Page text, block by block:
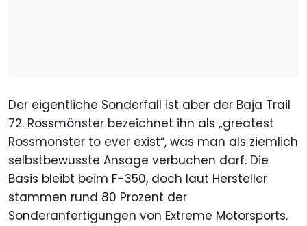
Der eigentliche Sonderfall ist aber der Baja Trail
72. Rossmönster bezeichnet ihn als „greatest
Rossmonster to ever exist“, was man als ziemlich
selbstbewusste Ansage verbuchen darf. Die
Basis bleibt beim F-350, doch laut Hersteller
stammen rund 80 Prozent der
Sonderanfertigungen von Extreme Motorsports.